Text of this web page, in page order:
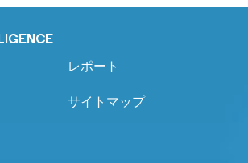
レポート
サイトマップ